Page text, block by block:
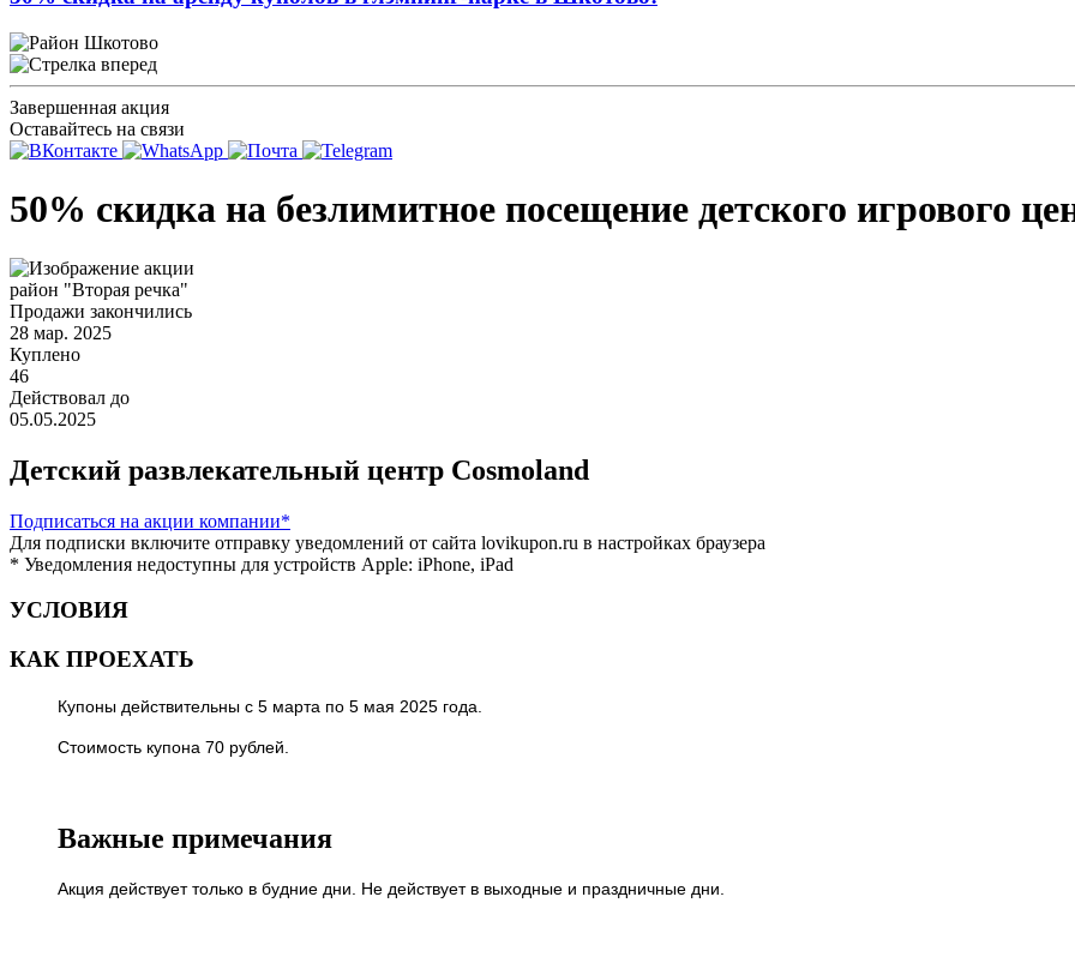
Шкотово
Завершенная акция
Оставайтесь на связи
50% скидка на безлимитное посещение детского игрового
район "Вторая речка"
Продажи закончились
28 мар. 2025
Куплено
46
Действовал до
05.05.2025
Детский развлекательный центр Cosmoland
Подписаться на акции компании*
Для подписки включите отправку уведомлений от сайта lovikupon.ru в настройках браузера
* Уведомления недоступны для устройств Apple: iPhone, iPad
УСЛОВИЯ
КАК ПРОЕХАТЬ
Купоны действительны с 5 марта по 5 мая 2025 года.
Стоимость купона 70 рублей.
Важные примечания
Акция действует только в будние дни. Не действует в выходные и праздничные дни.